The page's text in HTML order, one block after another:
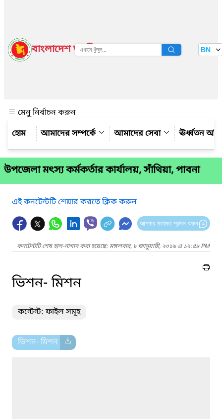
বাংলাদেশ জাতীয় তথ্য বাতায়ন BN
মেনু নির্বাচন করুন
আমাদের সম্পর্কে
আমাদের সেবা ঊর্ধ্বতন
উপজেলা মৎস্য কর্মকর্তার কার্যালয়, সাঁথিয়া, পাবনা
এই কনটেন্টটি শেয়ার করতে ক্লিক করুন
আপনার মতামত প্রদান করুন
কনটেন্টটি শেষ হাল-নাগাদ করা হয়েছে: মঙ্গলবার, ৮ জানুয়ারী, ২০১৯ এ ১২:৫৮ PM
ভিশন- মিশন
কন্টেন্ট: ফাইল সমূহ
ভিশন- মিশন